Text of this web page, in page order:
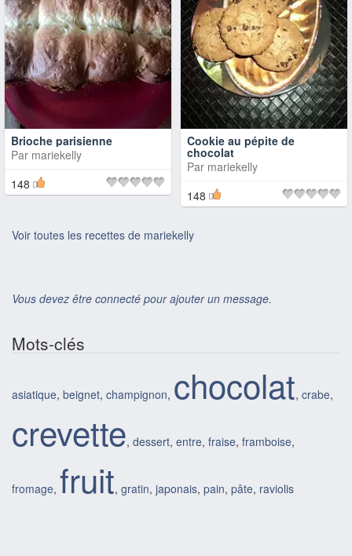
Brioche parisienne
Par mariekelly
148
Cookie au pépite de
chocolat
Par mariekelly
148
Voir toutes les recettes de mariekelly
Vous devez être connecté pour ajouter un message.
Mots-clés
asiatique, beignet, champignon, chocolat, crabe,
crevette, dessert, entre, fraise, framboise,
fromage, fruit, gratin, japonais, pain, pâte, raviolis